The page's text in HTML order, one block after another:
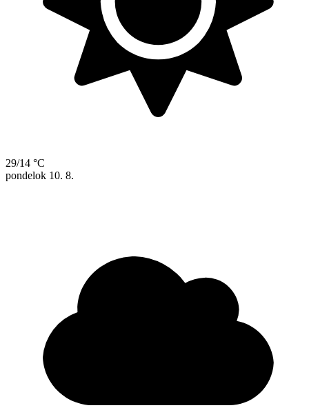
29/14 °C
pondelok 10. 8.